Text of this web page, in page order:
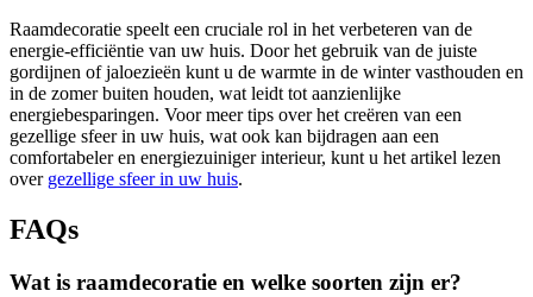
Raamdecoratie speelt een cruciale rol in het verbeteren van de
energie-efficiëntie van uw huis. Door het gebruik van de juiste
gordijnen of jaloezieën kunt u de warmte in de winter vasthouden en
in de zomer buiten houden, wat leidt tot aanzienlijke
energiebesparingen. Voor meer tips over het creëren van een
gezellige sfeer in uw huis, wat ook kan bijdragen aan een
comfortabeler en energiezuiniger interieur, kunt u het artikel lezen
over gezellige sfeer in uw huis.
FAQs
Wat is raamdecoratie en welke soorten zijn er?